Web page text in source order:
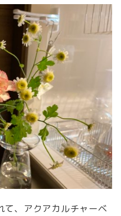
て、アクアカルチャーベ